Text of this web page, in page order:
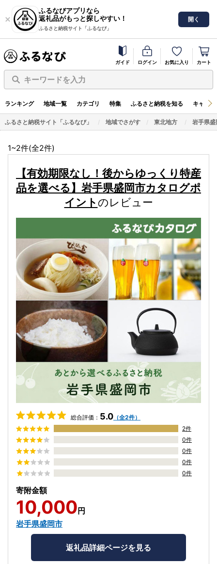
ふるなびアプリなら
返礼品がもっと探しやすい！
ふるさと納税サイト「ふるなび」
開く
ガイド ログイン お気に入り カート
キーワードを入力
ランキング 地域一覧 カテゴリ 特集 ふるさと納税を知る キャン
ふるさと納税サイト「ふるなび」 地域でさがす 東北地方 岩手県盛
1~2件(全2件)
【有効期限なし！後からゆっくり特産
品を選べる】岩手県盛岡市カタログポ
イントのレビュー
総合評価： 5.0 （全2件）
2件
0件
0件
0件
0件
寄附金額
10,000 円
岩手県盛岡市
返礼品詳細ページを見る